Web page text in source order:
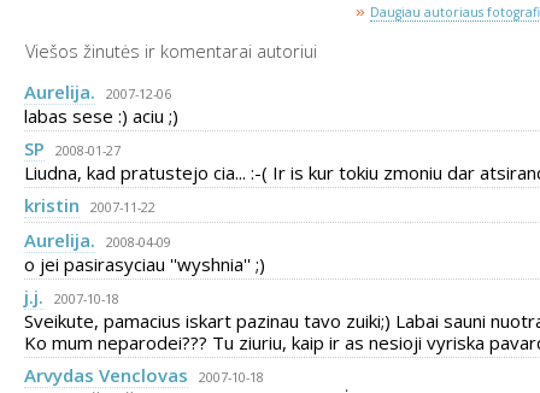
» Daugiau autoriaus
Viešos žinutės ir komentarai autoriui
Aurelija.
2007-12-06
labas sese :) aciu ;)
SP
2008-01-27
Liudna, kad pratustejo cia... :-( Ir is kur tokiu zmoniu dar
kristin
2007-11-22
Aurelija. 2008-04-09
o jei pasirasyciau ''wyshnia'' ;)
j.j.
2007-10-18
Sveikute, pamacius iskart pazinau tavo zuiki;) Labai sauni
Ko mum neparodei??? Tu ziuriu, kaip ir as nesioji vyriska
Arvydas Venclovas
2007-10-18